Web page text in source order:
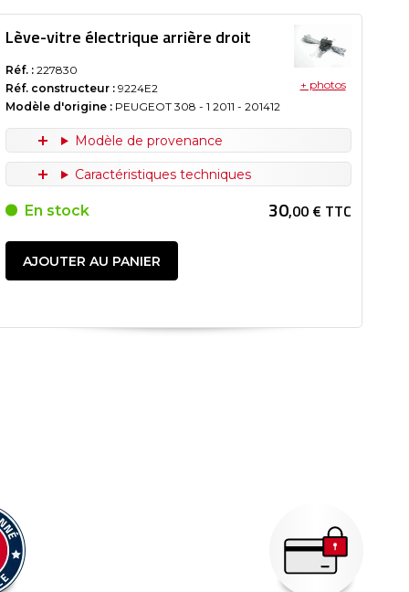
Lève-vitre électrique arrière droit
Réf. : 227830
Réf. constructeur : 9224E2
Modèle d'origine : PEUGEOT 308 - 1 2011 - 201412
+ photos
Modèle de provenance
Caractéristiques techniques
En stock 30,00 € TTC
AJOUTER AU PANIER